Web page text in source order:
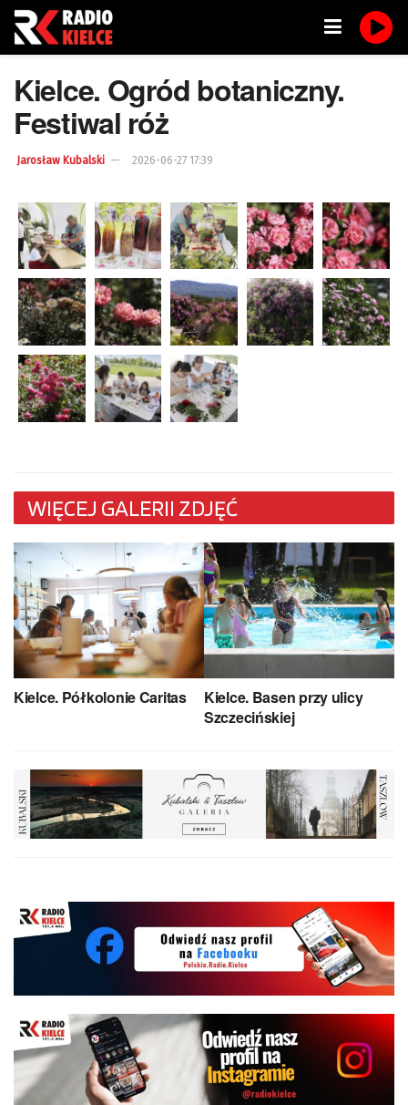
Kielce. Ogród botaniczny.
Festiwal róż
Jarosław Kubalski 2026-06-27 17:39
WIĘCEJ GALERII ZDJĘĆ
Kielce. Półkolonie Caritas
Kielce. Basen przy ulicy
Szczecińskiej